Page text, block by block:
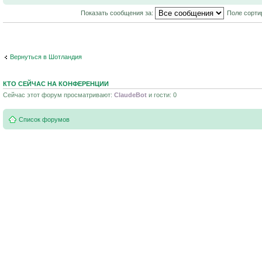
Показать сообщения за: Поле
Вернуться в Шотландия
КТО СЕЙЧАС НА КОНФЕРЕНЦИИ
Сейчас этот форум просматривают: ClaudeBot и гости: 0
Список форумов